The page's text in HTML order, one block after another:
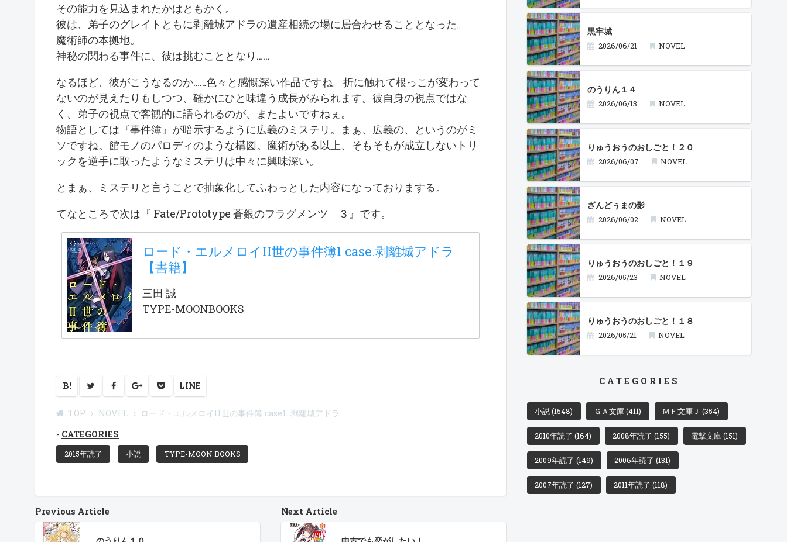
その能力を見込まれたかはともかく。
彼は、弟子のグレイトともに剥離城アドラの遺産相続の場に居合わせることとなった。
魔術師の本拠地。
神秘の関わる事件に、彼は挑むこととなり……
なるほど、彼がこうなるのか……色々と感慨深い作品ですね。折に触れて根っこが変わって
ないのが見えたりもしつつ、確かにひと味違う成長がみられます。彼自身の視点ではな
く、弟子の視点で客観的に語られるのが、またよいですねぇ。
物語としては『事件簿』が暗示するように広義のミステリ。まぁ、広義の、というのがミ
ソですね。館モノのパロディのような構図。魔術がある以上、そもそもが成立しないトリ
ックを逆手に取ったようなミステリは中々に興味深い。
とまぁ、ミステリと言うことで抽象化してふわっとした内容になっておりまする。
てなところで次は『 Fate/Prototype 蒼銀のフラグメンツ ３』です。
ロード・エルメロイII世の事件簿1 case.剥離城アドラ
【書籍】
三田 誠
TYPE-MOONBOOKS
B! LINE
TOP NOVEL
ロード・エルメロイII世の事件簿 case1. 剥離城アドラ
CATEGORIES
2015年読了 小説 TYPE-MOON BOOKS
Previous Article Next Article
黒牢城
2026/06/21 NOVEL
のうりん１４
2026/06/13 NOVEL
りゅうおうのおしごと！２０
2026/06/07 NOVEL
ざんどぅまの影
2026/06/02 NOVEL
りゅうおうのおしごと！１９
2026/05/23 NOVEL
りゅうおうのおしごと！１８
2026/05/21 NOVEL
CATEGORIES
小説(1548) ＧＡ文庫(411) ＭＦ文庫Ｊ(354)
2010年読了(164) 2008年読了(155) 電撃文庫(151)
2009年読了(149) 2006年読了(131)
2007年読了(127) 2011年読了(118)